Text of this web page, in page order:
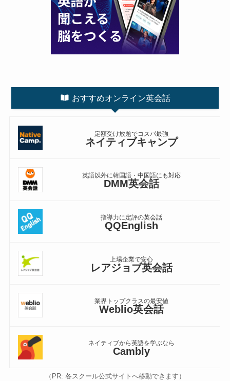
おすすめオンライン英会話
定額受け放題でコスパ最強
ネイティブキャンプ
英語以外に韓国語・中国語にも対応
DMM英会話
指導力に定評の英会話
QQEnglish
上場企業で安心
レアジョブ英会話
業界トップクラスの最安値
Weblio英会話
ネイティブから英語を学ぶなら
Cambly
（PR: 各スクール公式サイトへ移動できます）